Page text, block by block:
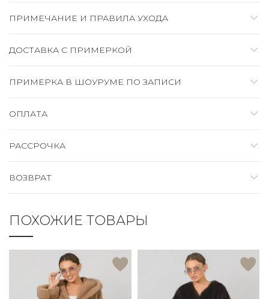
ПРИМЕЧАНИЕ И ПРАВИЛА УХОДА
ДОСТАВКА C ПРИМЕРКОЙ
ПРИМЕРКА В ШОУРУМЕ ПО ЗАПИСИ
ОПЛАТА
РАССРОЧКА
ВОЗВРАТ
ПОХОЖИЕ ТОВАРЫ